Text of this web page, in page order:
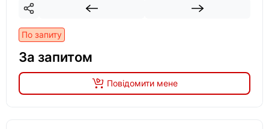
По запиту
За запитом
Повідомити мене